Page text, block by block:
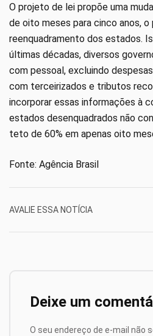
O projeto de lei propõe uma
de oito meses para cinco anos, o
reenquadramento dos estados.
últimas décadas, diversos
com pessoal, excluindo
com terceirizados e tributos
incorporar essas informações à
estados desenquadrados não
teto de 60% em apenas oito
Fonte: Agência Brasil
AVALIE ESSA NOTÍCIA
Deixe um
O seu endereço de e-mail não